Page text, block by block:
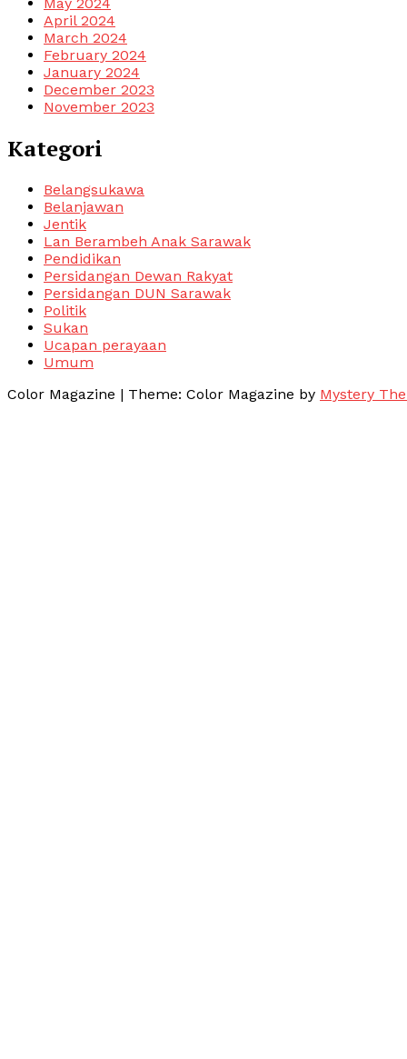
April 2024
March 2024
February 2024
January 2024
December 2023
November 2023
Kategori
Belangsukawa
Belanjawan
Jentik
Lan Berambeh Anak Sarawak
Pendidikan
Persidangan Dewan Rakyat
Persidangan DUN Sarawak
Politik
Sukan
Ucapan perayaan
Umum
Color Magazine | Theme: Color Magazine by Mystery